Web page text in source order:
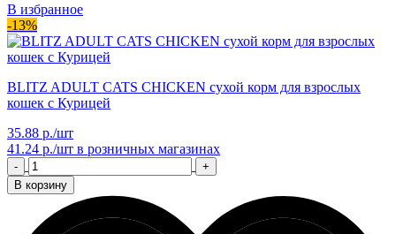
В избранное
-13%
BLITZ ADULT CATS CHICKEN сухой корм для взрослых
кошек с Курицей
35.88 р./шт
41.24 р./шт в розничных магазинах
-
+
В корзину